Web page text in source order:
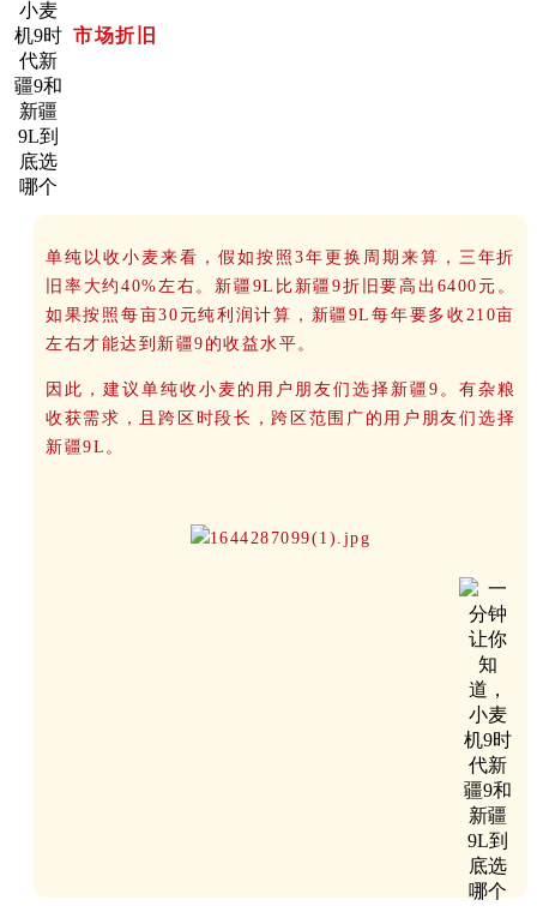
市场折旧
单纯以收小麦来看，假如按照3年更换周期来算，三年折
旧率大约40%左右。新疆9L比新疆9折旧要高出6400元。
如果按照每亩30元纯利润计算，新疆9L每年要多收210亩
左右才能达到新疆9的收益水平。
因此，建议单纯收小麦的用户朋友们选择新疆9。有杂粮
收获需求，且跨区时段长，跨区范围广的用户朋友们选择
新疆9L。